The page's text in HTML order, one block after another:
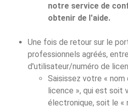
notre service de
obtenir de l'aide.
Une fois de retour sur le
professionnels agréés,
d'utilisateur/numéro de
Saisissez votre «
licence », qui est soit
électronique, soit le «